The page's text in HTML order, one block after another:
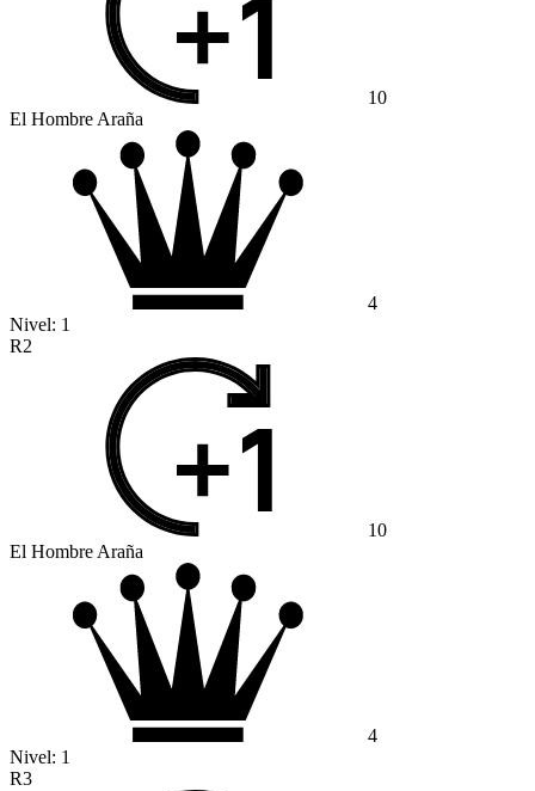
10
El Hombre Araña
4
Nivel: 1
R2
10
El Hombre Araña
4
Nivel: 1
R3